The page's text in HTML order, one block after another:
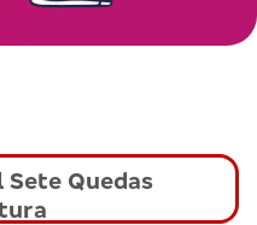
Sete Quedas